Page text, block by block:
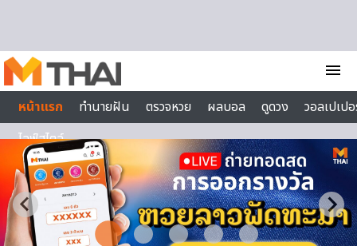
menu
หน้าแรก
ทำนายฝัน ตรวจหวย ผลบอล ดูดวง
วอลเปเป
ไลฟ์สไตล์